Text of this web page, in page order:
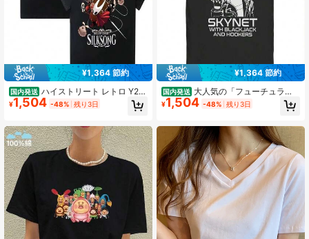
¥1,364 節約
国内発送 ハイストリート レトロ Y2K
Tシャツ、ホロウナイト シルクソン
グ柄Tシャツ、ファッション漫画人気
トップ、ユニセックス
¥1,504 -48% 残り3日
¥1,364 節約
国内発送 大人気の「フューチュラ
マ」サプライヤーロボット周辺機器
全人類排除おもしろプリントTシャ
ャツ
¥1,504 -48% 残り3日